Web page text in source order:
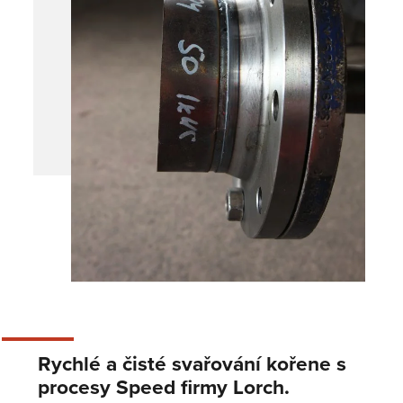
Rychlé a čisté svařování kořene s
procesy Speed firmy Lorch.